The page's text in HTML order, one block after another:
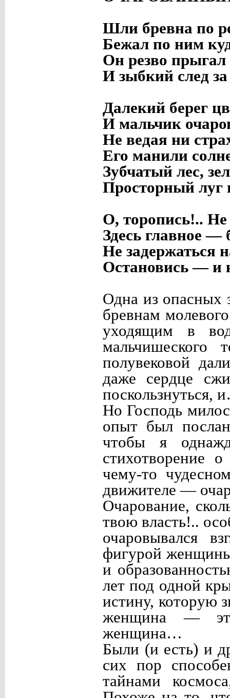
Шли бревна по
Бежал по ним
Он резво
И зыбкий след
Далекий берег
И мальчик
Не ведая ни
Его манили
Зубчатый лес,
Просторный луг
О, торопись!.. Не
Здесь главное —
Не задержаться
Остановись — и
Одна из опасных
бревнам
уходящим в
мальчишеского
полувековой
даже сердце
поскользнуться,
Но Господь
опыт был
чтобы я
стихотворение
чему-то
движителе —
Очарование,
твою власть!..
очаровывался
фигурой
и
лет под одной
истину, которую
женщина —
женщина…
Были (и есть) и
сих пор
тайнами